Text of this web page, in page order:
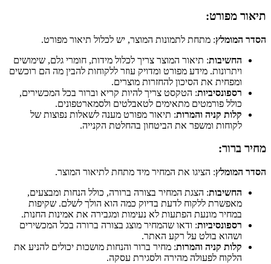
תיאור מפורט:
הסדר המומלץ: מתחת לתמונות המוצר, יש לכלול תיאור מפורט.
החשיבות: תיאור המוצר צריך לכלול מידות, חומרי גלם, שימושים
ויתרונות. מידע מפורט ומדויק עוזר ללקוחות להבין מה הם רוכשים
ומפחית את הסיכון להחזרות מוצרים.
רספונסיביות: הטקסט צריך להיות קריא וברור בכל המכשירים,
כולל פורמטים מתאימים לטאבלטים ולסמארטפונים.
קלות קניה והמרות: תיאור מפורט מענה לשאלות נפוצות של
לקוחות ומשפר את הביטחון בהחלטת הקנייה.
מחיר ברור:
הסדר המומלץ: הציגו את המחיר מיד מתחת לתיאור המוצר.
החשיבות: הצגת המחיר בצורה ברורה, כולל הנחות ומבצעים,
מאפשרת ללקוח לדעת בדיוק כמה הוא הולך לשלם. שקיפות
במחיר מונעת הפתעות לא נעימות ומגבירה את אמינות החנות.
רספונסיביות: ודאו שהמחיר מוצג בצורה ברורה בכל המכשירים
ושהוא בולט על רקע האתר.
קלות קניה והמרות: מחיר ברור והנחות מושכות יכולים להניע את
הלקוח לפעולה מהירה ולסגירת עסקה.